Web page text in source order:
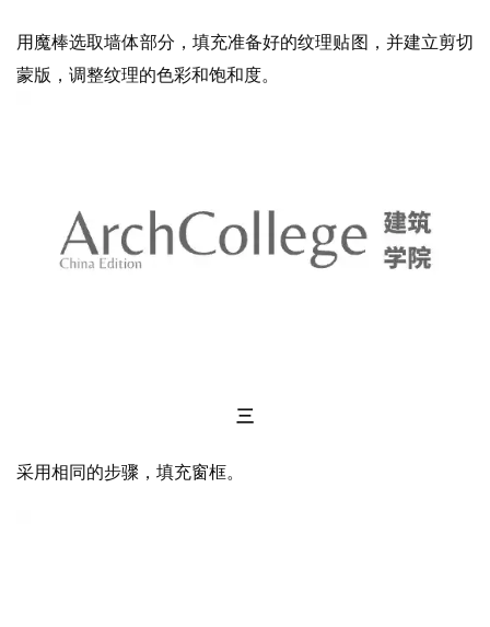
用魔棒选取墙体部分，填充准备好的纹理贴图，并建立剪切
蒙版，调整纹理的色彩和饱和度。
三
采用相同的步骤，填充窗框。